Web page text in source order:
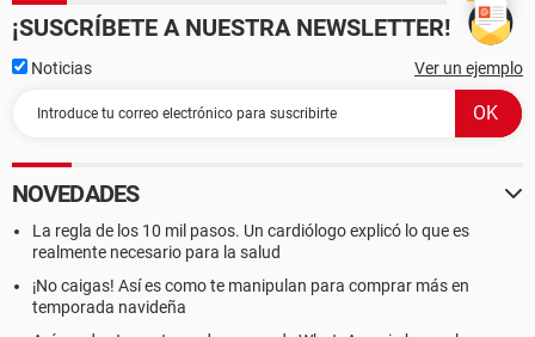
¡SUSCRÍBETE A NUESTRA NEWSLETTER!
Noticias Ver un ejemplo
NOVEDADES
La regla de los 10 mil pasos. Un cardiólogo explicó lo que es
realmente necesario para la salud
¡No caigas! Así es como te manipulan para comprar más en
temporada navideña